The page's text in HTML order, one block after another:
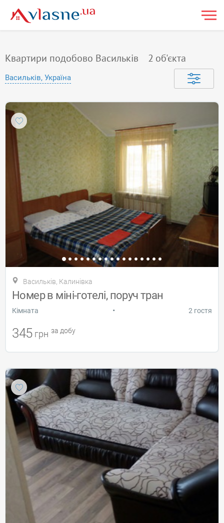
Квартири подобово Васильків 2 об'єкта
Васильків, Україна
Васильків, Калинівка
Номер в міні-готелі, поруч тран
Кiмната • 2 гостя
345 грн за добу